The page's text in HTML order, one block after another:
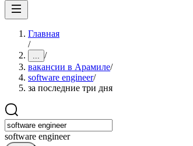
Главная
/
... /
вакансии в Арамиле/
software engineer/
за последние три дня
software engineer